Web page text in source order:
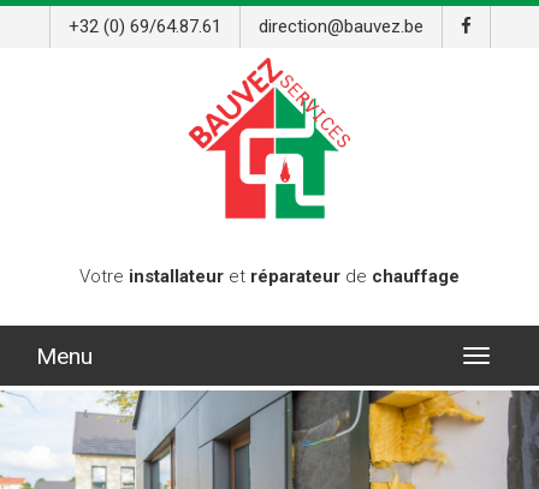
+32 (0) 69/64.87.61 direction@bauvez.be
Votre installateur et réparateur de chauffage
Toggle
Menu